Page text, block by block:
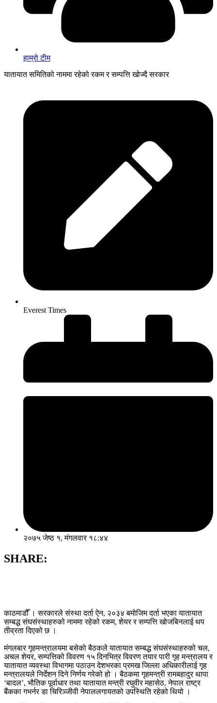
हाम्रो टीम
यातायात समितिको नाममा रहेको रकम र सम्पत्ति खोज्दै सरकार
Everest Times
२०७५ जेष्ठ १, मंगलवार १८:४४
SHARE:
काठमाडौँ । सरकारले संस्था दर्ता ऐन, २०३४ बमोजिम दर्ता भएका यातायात
सम्बद्ध संघसंस्थाहरुको नाममा रहेको रकम, शेयर र सम्पत्ति खोजबिनलाई थप
तीव्रता दिएको छ ।
मंगलबार गृहमन्त्रालयमा बसेको बैठकले यातायात सम्बद्ध संघसंस्थाहरुको चल,
अचल शेयर, सम्पत्तिको विवरण १५ दिनभित्र विवरण तयार पारी गृह मन्त्रालय र
यातायात व्यवस्था विभागमा पठाउन देशभरका प्रमख जिल्ला अधिकारीलाई गृह
मन्त्रालयले निर्देशन दिने निर्णय गरेको हो । बैठकमा गृहमन्त्री रामबहादुर थापा
‘बादल’, भौतिक पूर्वाधार तथा यातायात मन्त्री रघुवीर महासेठ, नेपाल राष्ट्र
बैंकका गभर्नर डा चिरिञ्जीवी नेपाललगायतको उपस्थिति रहेको थियो ।